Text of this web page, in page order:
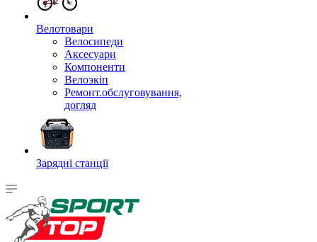
Велотовари
Велосипеди
Аксесуари
Компоненти
Велоэкіп
Ремонт.обслуговування,
догляд
Зарядні станції